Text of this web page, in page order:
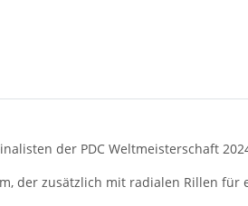
der PDC Weltmeisterschaft
der zusätzlich mit radialen Rillen